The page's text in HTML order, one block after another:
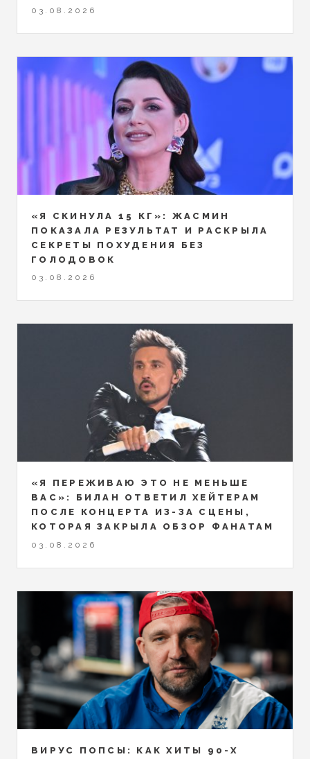
03.08.2026
«Я СКИНУЛА 15 КГ»: ЖАСМИН
ПОКАЗАЛА РЕЗУЛЬТАТ И РАСКРЫЛА
СЕКРЕТЫ ПОХУДЕНИЯ БЕЗ
ГОЛОДОВОК
03.08.2026
«Я ПЕРЕЖИВАЮ ЭТО НЕ МЕНЬШЕ
ВАС»: БИЛАН ОТВЕТИЛ ХЕЙТЕРАМ
ПОСЛЕ КОНЦЕРТА ИЗ-ЗА СЦЕНЫ,
КОТОРАЯ ЗАКРЫЛА ОБЗОР ФАНАТАМ
03.08.2026
ВИРУС ПОПСЫ: КАК ХИТЫ 90-Х